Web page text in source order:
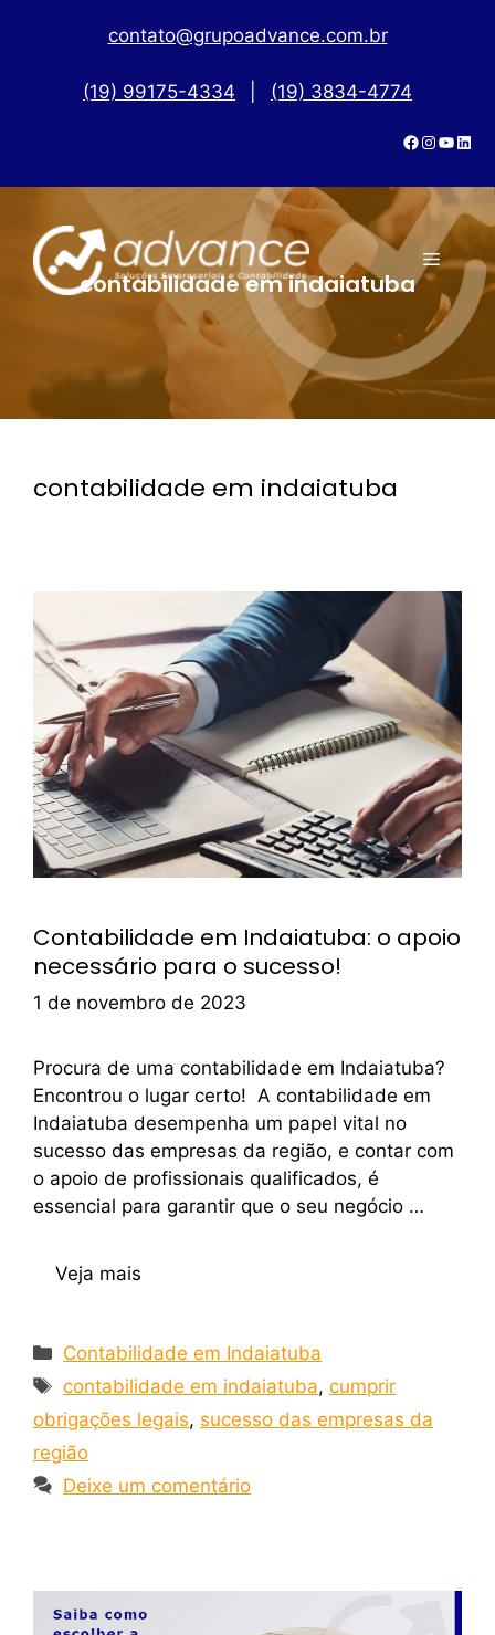
contato@grupoadvance.com.br
(19) 99175-4334 (19) 3834-4774
contabilidade em indaiatuba
contabilidade em indaiatuba
Contabilidade em Indaiatuba: o apoio
necessário para o sucesso!
1 de novembro de 2023
Procura de uma contabilidade em Indaiatuba?
Encontrou o lugar certo! A contabilidade em
Indaiatuba desempenha um papel vital no
sucesso das empresas da região, e contar com
o apoio de profissionais qualificados, é
essencial para garantir que o seu negócio …
Veja mais
Contabilidade em Indaiatuba
contabilidade em indaiatuba,cumprir
obrigações legais, sucesso das empresas da
região
Deixe um comentário